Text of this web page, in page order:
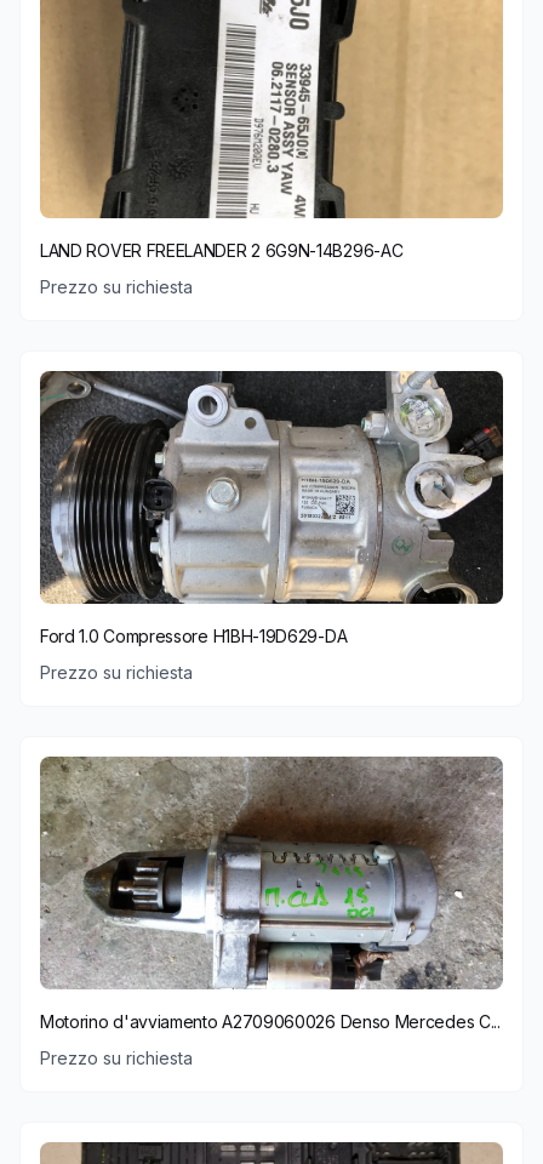
LAND ROVER FREELANDER 2 6G9N-14B296-AC
Prezzo su richiesta
Ford 1.0 Compressore H1BH-19D629-DA
Prezzo su richiesta
Motorino d'avviamento A2709060026 Denso Mercedes C...
Prezzo su richiesta